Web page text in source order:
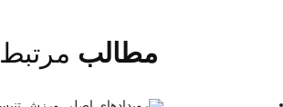
مطالب مرتبط